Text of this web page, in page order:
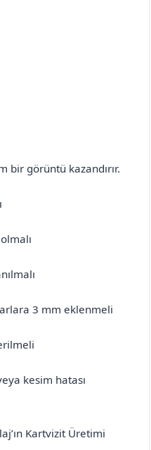
bir görüntü kazandırır.
3 mm eklenmeli
kesim hatası
Kartvizit Üretimi